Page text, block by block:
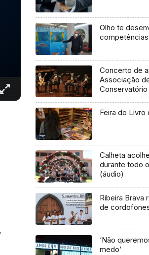
Olho te
Concerto de
Associação
Feira do Livro
Calheta
durante todo
(áudio)
Ribeira Brava
de
‘Não
medo’